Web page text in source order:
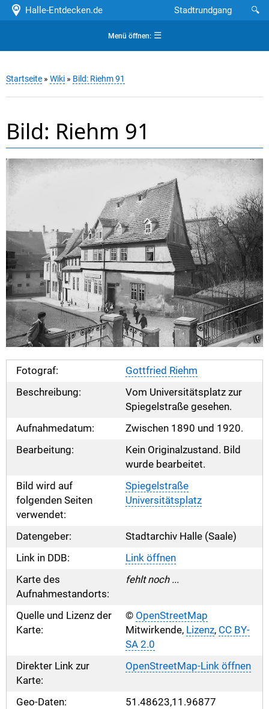
Halle-Entdecken.de 🔍
Stadtrundgang
Menü öffnen:☰
Startseite » Wiki » Bild: Riehm 91
Bild: Riehm 91
Fotograf:
Gottfried Riehm
Beschreibung:
Vom Universitätsplatz zur
Spiegelstraße gesehen.
Aufnahmedatum:
Zwischen 1890 und 1920.
Bearbeitung:
Kein Originalzustand. Bild
wurde bearbeitet.
Bild wird auf
folgenden Seiten
verwendet:
Spiegelstraße
Universitätsplatz
Datengeber:
Stadtarchiv Halle (Saale)
Link in DDB:
Link öffnen
Karte des
Aufnahmestandorts:
fehlt noch ...
Quelle und Lizenz der
Karte:
© OpenStreetMap
Mitwirkende, Lizenz, CC BY-
SA 2.0
Direkter Link zur
Karte:
OpenStreetMap-Link öffnen
Geo-Daten: 51.48623,11.96877